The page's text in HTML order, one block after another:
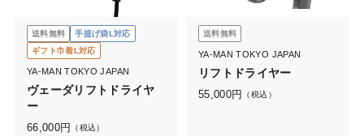
送料無料
手提げ袋L対応
ギフト巾着L対応
YA-MAN TOKYO JAPAN
ヴェーダリフトドライヤ
ー
66,000円 （税込）
送料無料
YA-MAN TOKYO JAPAN
リフトドライヤー
55,000円 （税込）